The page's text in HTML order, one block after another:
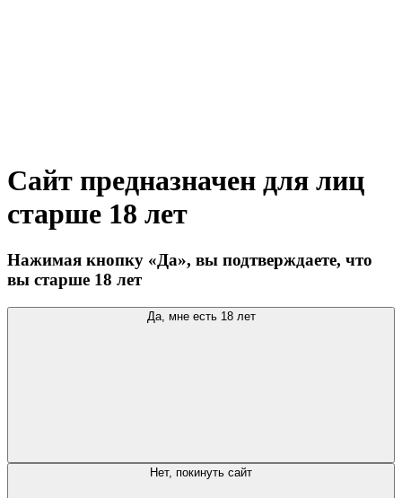
Сайт предназначен для лиц
старше 18 лет
Нажимая кнопку «Да», вы подтверждаете, что
вы старше 18 лет
Да, мне есть 18 лет
Нет, покинуть сайт